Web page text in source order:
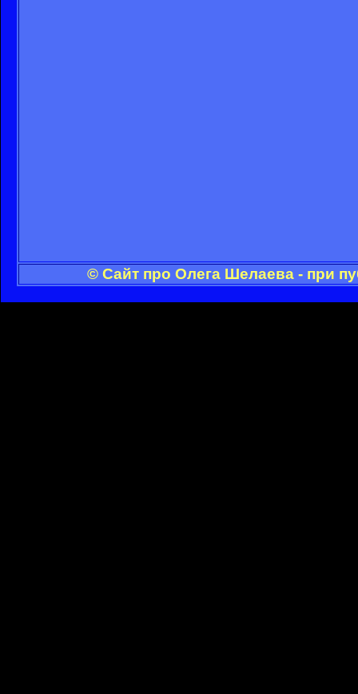
© Сайт про Олега Шелаева - при